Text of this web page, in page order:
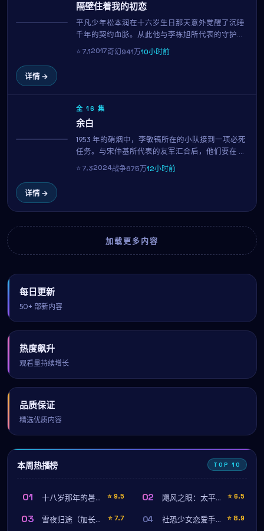
隔壁住着我的初恋
平凡少年松本润在十六岁生日那天意外觉醒了沉睡
千年的契约血脉。从此他与李栋旭所代表的守护者
一同踏上寻找"九界之钥"的旅程。新海诚打造的奇
幻世界宏大而细腻，是2017年最具想象力的银幕之
⭐7.12017奇幻941万10小时前
详情 →
全 16 集
余白
1953 年的硝烟中，李敏镐所在的小队接到一项必死
任务。与宋仲基所代表的友军汇合后，他们要在 49
小时内完成不可能。金基德以克制的笔触，呈现了
战争中最微小却最珍贵的人性微光。
⭐7.32024战争675万12小时前
详情 →
加载更多内容
每日更新
50+ 部新内容
热度飙升
观看量持续增长
品质保证
精选优质内容
本周热播榜 TOP 10
01 十八岁那年的暑假 ⭐ 9.5 02 飓风之眼：太平洋追击 ⭐ 6.5
03 雪夜归途（加长完整版） ⭐ 7.7 04 社恐少女恋爱手册 ⭐ 8.9